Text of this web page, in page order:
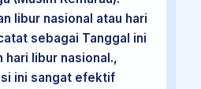
libur nasional atau hari
sebagai Tanggal ini
hari libur nasional.,
ini sangat efektif